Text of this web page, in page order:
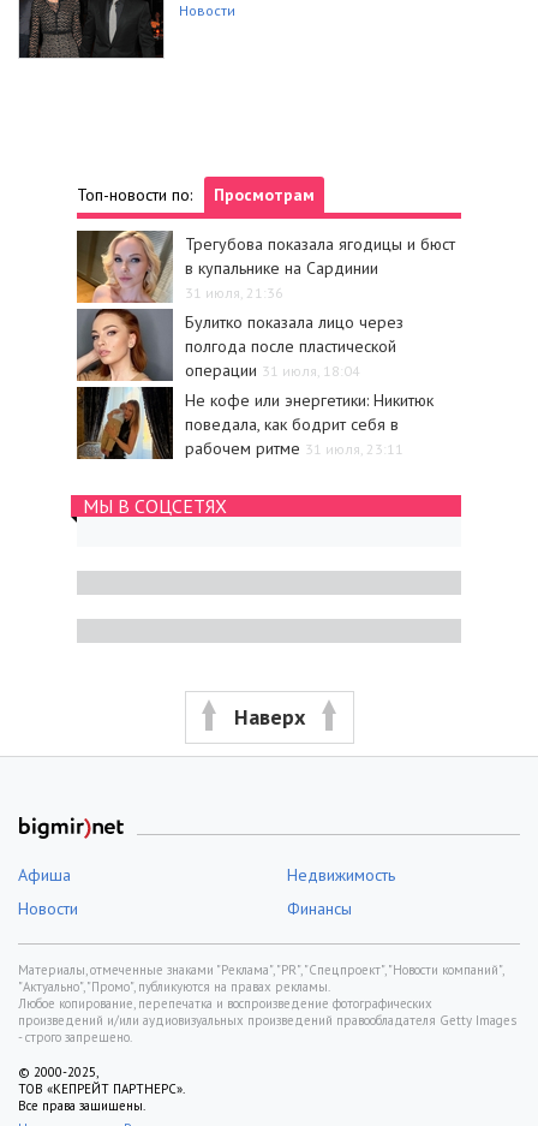
Новости
Топ-новости по: Просмотрам
Трегубова показала ягодицы и бюст
в купальнике на Сардинии
31 июля, 21:36
Булитко показала лицо через
полгода после пластической
операции 31 июля, 18:04
Не кофе или энергетики: Никитюк
поведала, как бодрит себя в
рабочем ритме 31 июля, 23:11
МЫ В СОЦСЕТЯХ
Наверх
Афиша
Недвижимость
Новости
Финансы
Материалы, отмеченные знаками "Реклама", "PR", "Спецпроект", "Новости компаний",
"Актуально", "Промо", публикуются на правах рекламы.
Любое копирование, перепечатка и воспроизведение фотографических
произведений и/или аудиовизуальных произведений правообладателя Getty Images
- строго запрещено.
© 2000-2025,
ТОВ «КЕПРЕЙТ ПАРТНЕРС».
Все права защищены.